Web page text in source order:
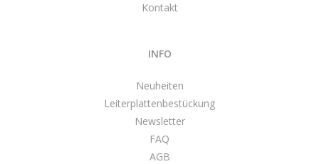
Kontakt
INFO
Neuheiten
Leiterplattenbestückung
Newsletter
FAQ
AGB